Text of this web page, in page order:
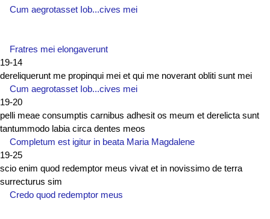
Cum aegrotasset Iob...cives mei
Fratres mei elongaverunt
19-14
dereliquerunt me propinqui mei et qui me noverant obliti sunt mei
Cum aegrotasset Iob...cives mei
19-20
pelli meae consumptis carnibus adhesit os meum et derelicta sunt
tantummodo labia circa dentes meos
Completum est igitur in beata Maria Magdalene
19-25
scio enim quod redemptor meus vivat et in novissimo de terra
surrecturus sim
Credo quod redemptor meus